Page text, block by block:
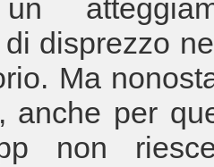
un
disprezzo
Ma
anche per
non